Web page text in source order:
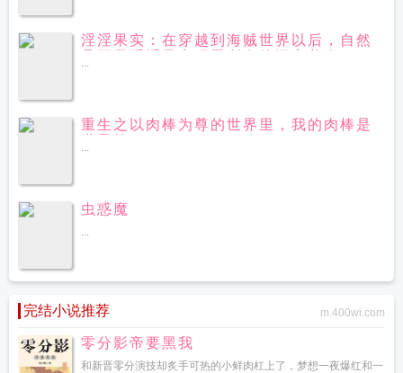
淫淫果实：在穿越到海贼世界以后，自然
...
重生之以肉棒为尊的世界里，我的肉棒是
...
虫惑魔
...
完结小说推荐 m.400wi.com
零分影帝要黑我
和新晋零分演技却炙手可热的小鲜肉杠上了，梦想一夜爆红和一